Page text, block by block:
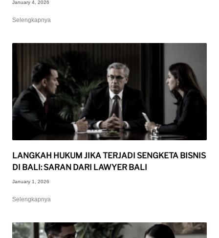
January 4, 2026
Selengkapnya
LANGKAH HUKUM JIKA TERJADI SENGKETA BISNIS
DI BALI: SARAN DARI LAWYER BALI
January 1, 2026
Selengkapnya